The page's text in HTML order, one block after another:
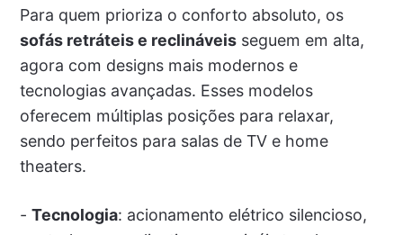
Para quem prioriza o conforto absoluto, os
sofás retráteis e reclináveisseguem em alta,
agora com designs mais modernos e
tecnologias avançadas. Esses modelos
oferecem múltiplas posições para relaxar,
sendo perfeitos para salas de TV e home
theaters.
- Tecnologia: acionamento elétrico silencioso,